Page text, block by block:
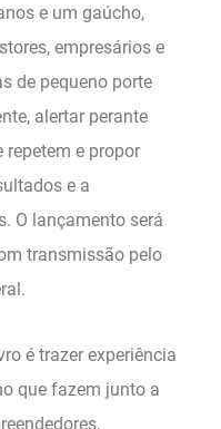
e um gaúcho,
empresários e
de pequeno porte
alertar perante
repetem e propor
e a
O lançamento será
transmissão pelo
é trazer experiência
que fazem junto a